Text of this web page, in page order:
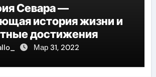
Севара —
история жизни и
достижения
Мар 31, 2022